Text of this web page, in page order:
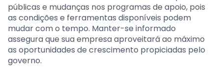
públicas e mudanças nos programas de apoio, pois
as condições e ferramentas disponíveis podem
mudar com o tempo. Manter-se informado
assegura que sua empresa aproveitará ao máximo
as oportunidades de crescimento propiciadas pelo
governo.